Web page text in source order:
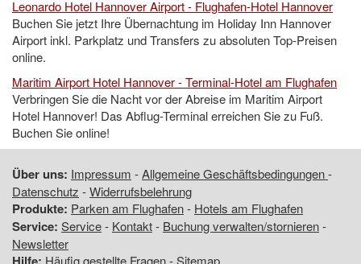
Leonardo Hotel Hannover Airport - Flughafen-Hotel Hannover
Buchen Sie jetzt Ihre Übernachtung im Holiday Inn Hannover
Airport inkl. Parkplatz und Transfers zu absoluten Top-Preisen
online.
Maritim Airport Hotel Hannover - Terminal-Hotel am Flughafen
Verbringen Sie die Nacht vor der Abreise im Maritim Airport
Hotel Hannover! Das Abflug-Terminal erreichen Sie zu Fuß.
Buchen Sie online!
Über uns: Impressum -Allgemeine Geschäftsbedingungen-
Datenschutz -Widerrufsbelehrung
Produkte: Parken am Flughafen- Hotels am Flughafen
Service: Service- Kontakt- Buchung verwalten/stornieren-
Newsletter
Häufig gestellte Fragen-Sitemap